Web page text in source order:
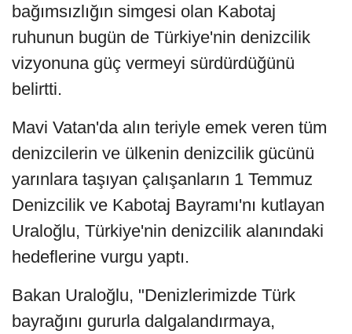
bağımsızlığın simgesi olan Kabotaj
ruhunun bugün de Türkiye'nin denizcilik
vizyonuna güç vermeyi sürdürdüğünü
belirtti.
Mavi Vatan'da alın teriyle emek veren tüm
denizcilerin ve ülkenin denizcilik gücünü
yarınlara taşıyan çalışanların 1 Temmuz
Denizcilik ve Kabotaj Bayramı'nı kutlayan
Uraloğlu, Türkiye'nin denizcilik alanındaki
hedeflerine vurgu yaptı.
Bakan Uraloğlu, "Denizlerimizde Türk
bayrağını gururla dalgalandırmaya,